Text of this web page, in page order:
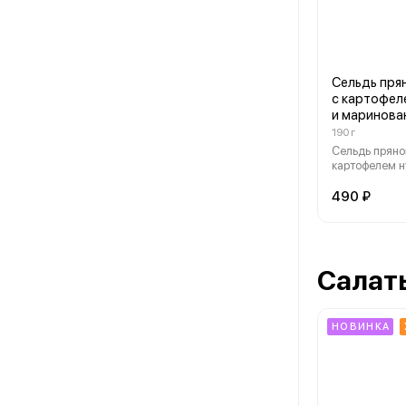
Сельдь
с
и
190 г
Сельдь
картофелем
копченым
490 ₽
НОВИНКА